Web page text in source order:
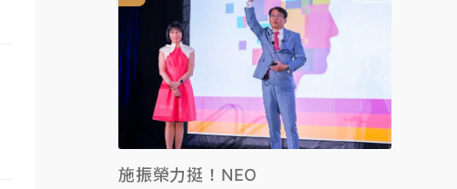
施振榮力挺！NEO